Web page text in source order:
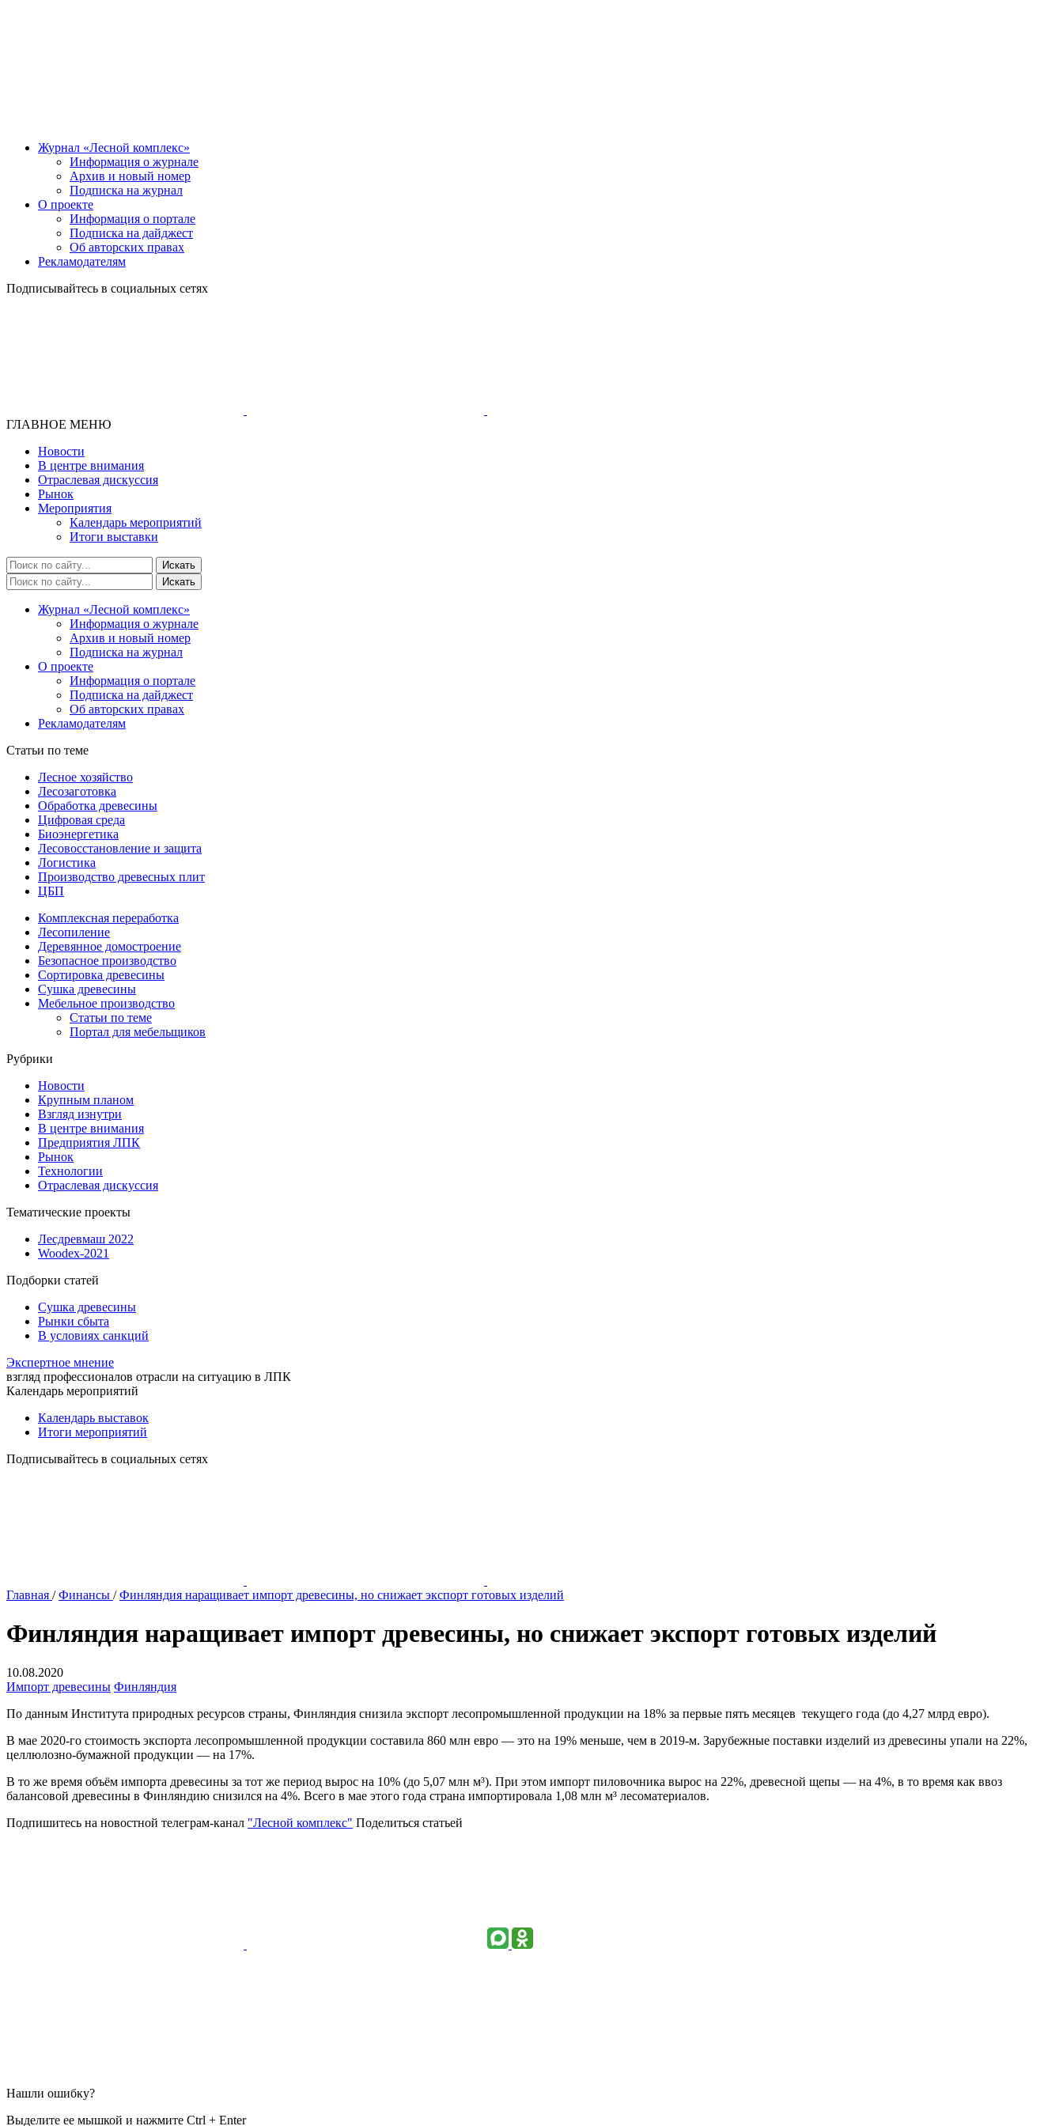
Журнал «Лесной комплекс»
Информация о журнале
Архив и новый номер
Подписка на журнал
О проекте
Информация о портале
Подписка на дайджест
Об авторских правах
Рекламодателям
Подписывайтесь в социальных сетях
ГЛАВНОЕ МЕНЮ
Новости
В центре внимания
Отраслевая дискуссия
Рынок
Мероприятия
Календарь мероприятий
Итоги выставки
Журнал «Лесной комплекс»
Информация о журнале
Архив и новый номер
Подписка на журнал
О проекте
Информация о портале
Подписка на дайджест
Об авторских правах
Рекламодателям
Статьи по теме
Лесное хозяйство
Лесозаготовка
Обработка древесины
Цифровая среда
Биоэнергетика
Лесовосстановление и защита
Логистика
Производство древесных плит
ЦБП
Комплексная переработка
Лесопиление
Деревянное домостроение
Безопасное производство
Сортировка древесины
Сушка древесины
Мебельное производство
Статьи по теме
Портал для мебельщиков
Рубрики
Новости
Крупным планом
Взгляд изнутри
В центре внимания
Предприятия ЛПК
Рынок
Технологии
Отраслевая дискуссия
Тематические проекты
Лесдревмаш 2022
Woodex-2021
Подборки статей
Сушка древесины
Рынки сбыта
В условиях санкций
Экспертное мнение
взгляд профессионалов отрасли на ситуацию в ЛПК
Календарь мероприятий
Календарь выставок
Итоги мероприятий
Подписывайтесь в социальных сетях
Главная / Финансы / Финляндия наращивает импорт древесины, но снижает экспорт готовых изделий
Финляндия наращивает импорт древесины, но снижает экспорт готовых изделий
10.08.2020
Импорт древесины Финляндия
По данным Института природных ресурсов страны, Финляндия снизила экспорт лесопромышленной продукции на 18% за первые пять месяцев текущего года (до 4,27 млрд евро).
В мае 2020-го стоимость экспорта лесопромышленной продукции составила 860 млн евро — это на 19% меньше, чем в 2019-м. Зарубежные поставки изделий из древесины упали на 22%,
целлюлозно-бумажной продукции — на 17%.
В то же время объём импорта древесины за тот же период вырос на 10% (до 5,07 млн м³). При этом импорт пиловочника вырос на 22%, древесной щепы — на 4%, в то время как ввоз
балансовой древесины в Финляндию снизился на 4%. Всего в мае этого года страна импортировала 1,08 млн м³ лесоматериалов.
Подпишитесь на новостной телеграм-канал "Лесной комплекс" Поделиться статьей
Нашли ошибку?
Выделите ее мышкой и нажмите Ctrl + Enter